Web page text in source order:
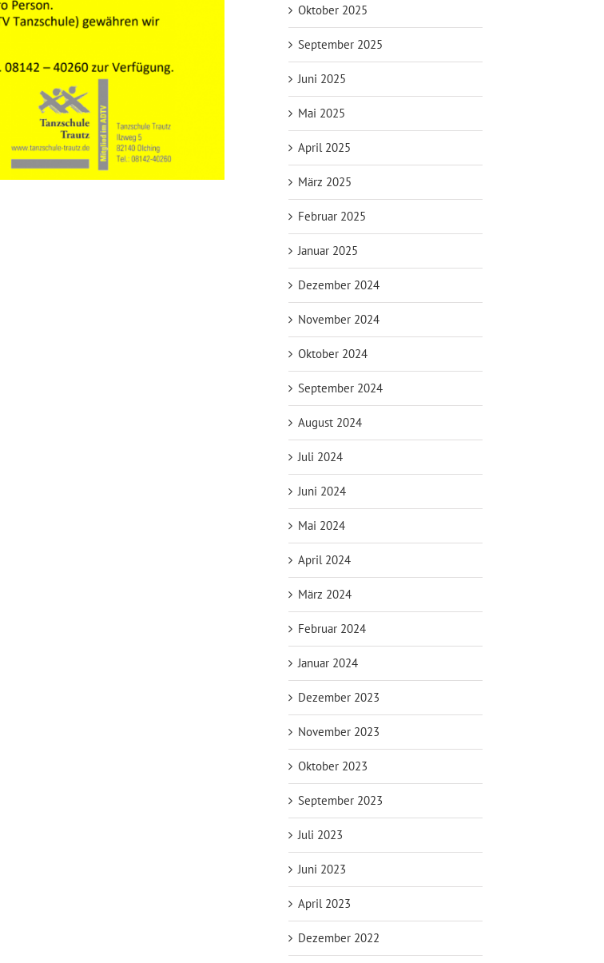
Oktober 2025
September 2025
Juni 2025
Mai 2025
April 2025
März 2025
Februar 2025
Januar 2025
Dezember 2024
November 2024
Oktober 2024
September 2024
August 2024
Juli 2024
Juni 2024
Mai 2024
April 2024
März 2024
Februar 2024
Januar 2024
Dezember 2023
November 2023
Oktober 2023
September 2023
Juli 2023
Juni 2023
April 2023
Dezember 2022